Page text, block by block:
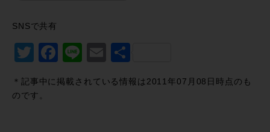
SNSで共有
Twitter
Facebook
LineEmail
＊記事中に掲載されている情報は2011年07月08日時点のも
のです。